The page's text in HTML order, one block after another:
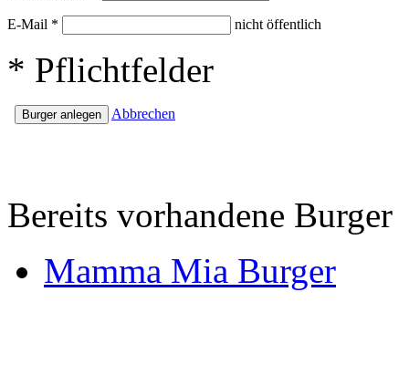
E-Mail * nicht öffentlich
* Pflichtfelder
Abbrechen
Bereits vorhandene Burger
Mamma Mia Burger